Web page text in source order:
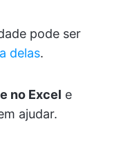
pode ser
delas.
no Excel e
ajudar.